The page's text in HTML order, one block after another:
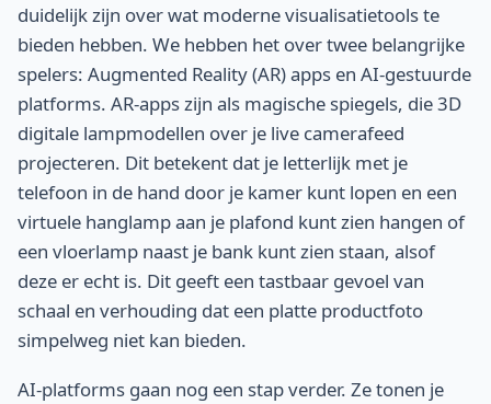
duidelijk zijn over wat moderne visualisatietools te
bieden hebben. We hebben het over twee belangrijke
spelers: Augmented Reality (AR) apps en AI-gestuurde
platforms. AR-apps zijn als magische spiegels, die 3D
digitale lampmodellen over je live camerafeed
projecteren. Dit betekent dat je letterlijk met je
telefoon in de hand door je kamer kunt lopen en een
virtuele hanglamp aan je plafond kunt zien hangen of
een vloerlamp naast je bank kunt zien staan, alsof
deze er echt is. Dit geeft een tastbaar gevoel van
schaal en verhouding dat een platte productfoto
simpelweg niet kan bieden.
AI-platforms gaan nog een stap verder. Ze tonen je